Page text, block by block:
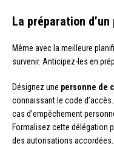
La préparation
Même avec la meilleure
survenir. Anticipez-les en
Désignez une personne de
connaissant le code
cas d’empêchement
Formalisez cette délégation
des autorisations accordées.